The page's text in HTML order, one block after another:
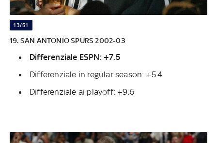
13/51
19. SAN ANTONIO SPURS 2002-03
Differenziale ESPN: +7.5
Differenziale in regular season: +5.4
Differenziale ai playoff: +9.6